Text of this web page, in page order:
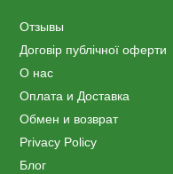
Отзывы
Договір публічної оферти
О нас
Оплата и Доставка
Обмен и возврат
Privacy Policy
Блог